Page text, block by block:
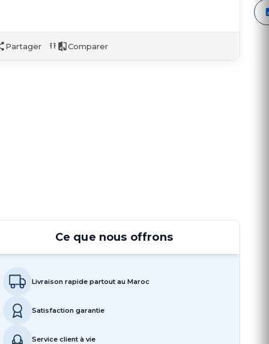
Partager Comparer
Ce que nous offrons
Livraison rapide partout au Maroc
Satisfaction garantie
Service client à vie